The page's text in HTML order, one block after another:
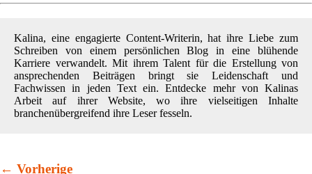
Kalina, eine engagierte Content-Writerin, hat ihre Liebe zum
Schreiben von einem persönlichen Blog in eine blühende
Karriere verwandelt. Mit ihrem Talent für die Erstellung von
ansprechenden Beiträgen bringt sie Leidenschaft und
Fachwissen in jeden Text ein. Entdecke mehr von Kalinas
Arbeit auf ihrer Website, wo ihre vielseitigen Inhalte
branchenübergreifend ihre Leser fesseln.
← Vorherige